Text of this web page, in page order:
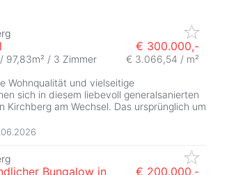
€ 300.000,-
97,83m² / 3 Zimmer
€ 3.066,54 / m²
Wohnqualität und vielseitige
sich in diesem liebevoll generalsanierten
Kirchberg am Wechsel. Das ursprünglich um
Bungalow in
€ 200.000,-